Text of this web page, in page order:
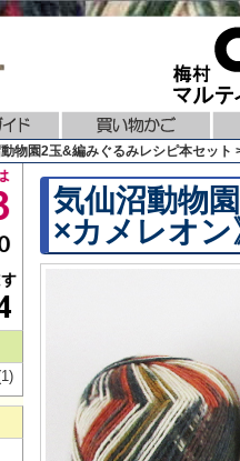
物園2玉&編みぐるみレシピ本セッ
気仙沼動物
×カメレオン